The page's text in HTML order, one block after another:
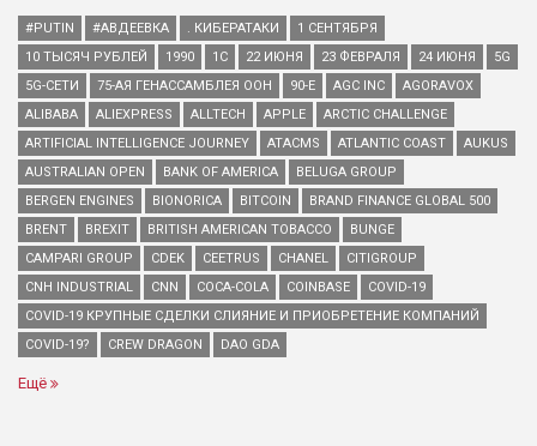
#PUTIN #АВДЕЕВКА . КИБЕРАТАКИ
1 СЕНТЯБРЯ
10 ТЫСЯЧ РУБЛЕЙ
1990 1С 22 ИЮНЯ 23 ФЕВРАЛЯ 24 ИЮНЯ
5G
5G-СЕТИ
75-АЯ ГЕНАССАМБЛЕЯ ООН 90-Е AGC INC
AGORAVOX
ALIBABA
ALIEXPRESS ALLTECH APPLE
ARCTIC CHALLENGE
ARTIFICIAL INTELLIGENCE JOURNEY
ATACMS ATLANTIC COAST
AUKUS
AUSTRALIAN OPEN
BANK OF AMERICA
BELUGA GROUP
BERGEN ENGINES
BIONORICA BITCOIN
BRAND FINANCE GLOBAL 500
BRENT
BREXIT BRITISH AMERICAN TOBACCO
BUNGE
CAMPARI GROUP
CDEK CEETRUS CHANEL
CITIGROUP
CNH INDUSTRIAL
CNN COCA-COLA COINBASE
COVID-19
COVID-19 КРУПНЫЕ СДЕЛКИ СЛИЯНИЕ И ПРИОБРЕТЕНИЕ КОМПАНИЙ
COVID-19?
CREW DRAGON DAO GDA
Ещё